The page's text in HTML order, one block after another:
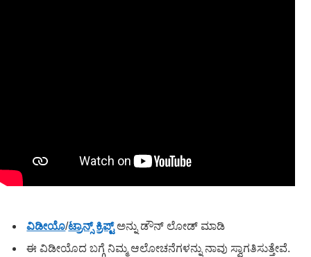
ವಿಡೀಯೊ/ಟ್ರಾನ್ಸ್ ಕ್ರಿಪ್ಟ್ಅನ್ನು ಡೌನ್ ಲೋಡ್ ಮಾಡಿ
ಈ ವಿಡೀಯೊದ ಬಗ್ಗೆ ನಿಮ್ಮ ಆಲೋಚನೆಗಳನ್ನು ನಾವು ಸ್ವಾಗತಿಸುತ್ತೇವೆ.